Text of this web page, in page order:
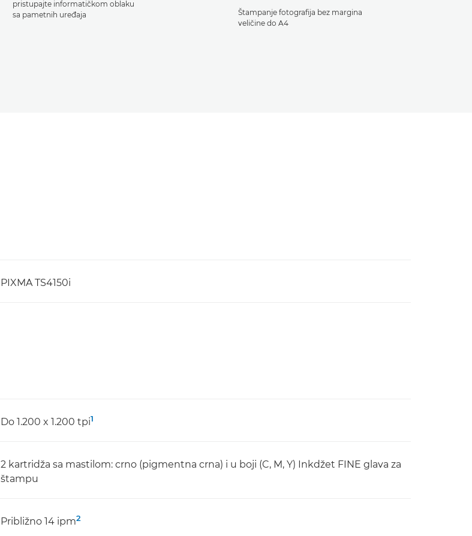
pristupajte informatičkom oblaku
sa pametnih uređaja
Štampanje fotografija bez margina
veličine do A4
PIXMA TS4150i
Do 1.200 x 1.200 tpi1
2 kartridža sa mastilom: crno (pigmentna crna) i u boji (C, M, Y) Inkdžet FINE glava za
štampu
Približno 14 ipm2